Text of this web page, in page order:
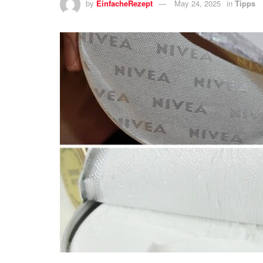
by EinfacheRezept May 24, 2025 in Tipps